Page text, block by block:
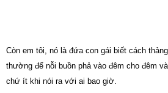
Còn em tôi, nó là đứa con gái biết cách
thường để nỗi buồn phả vào đêm cho đêm
chứ ít khi nói ra với ai bao giờ.